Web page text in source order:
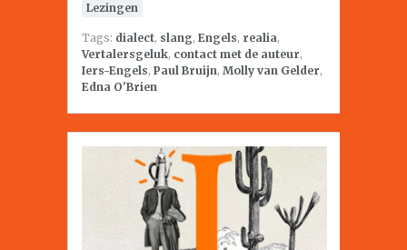
Lezingen
Tags: dialect, slang, Engels, realia,
Vertalersgeluk, contact met de auteur,
Iers-Engels, Paul Bruijn, Molly van Gelder,
Edna O'Brien